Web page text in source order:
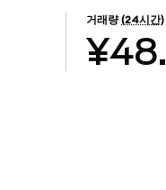
거래량 (24시간)